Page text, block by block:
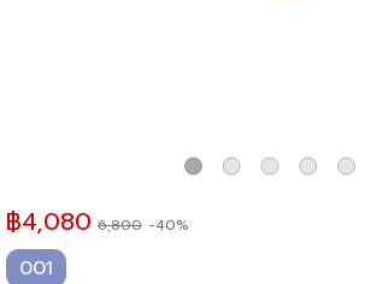
฿4,080 6,800 -40%
001